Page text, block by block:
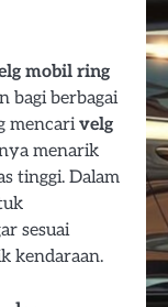
mobil ring
bagi berbagai
mencarivelg
menarik
tinggi. Dalam
sesuai
kendaraan.